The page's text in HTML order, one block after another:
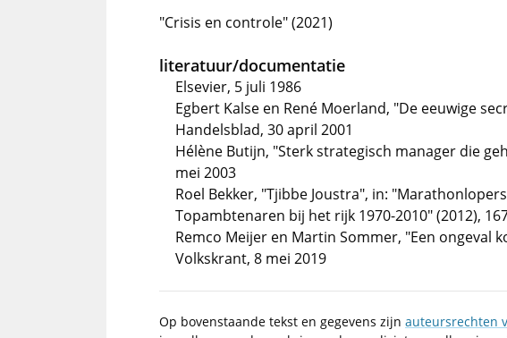
"Crisis en controle" (2021)
literatuur/documentatie
Elsevier, 5 juli 1986
Egbert Kalse en René Moerland, "De eeuwige
Handelsblad, 30 april 2001
Hélène Butijn, "Sterk strategisch manager die
mei 2003
Roel Bekker, "Tjibbe Joustra", in:
Topambtenaren bij het rijk 1970-2010" (2012),
Remco Meijer en Martin Sommer, "Een ongeval
Volkskrant, 8 mei 2019
Op bovenstaande tekst en gegevens zijn auteursrechten